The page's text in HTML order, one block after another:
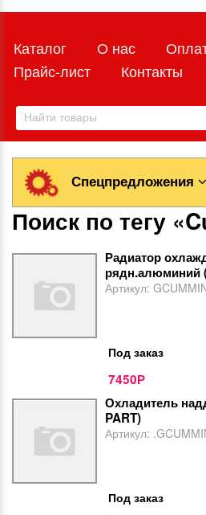
Каталог О нас
Прайс-лист
Контакты
Спецпредложения
Поиск по тегу
Радиатор
рядн.алюминий
Артикул:
Под заказ
7450Р
Охладитель
PART)
Артикул:
Под заказ